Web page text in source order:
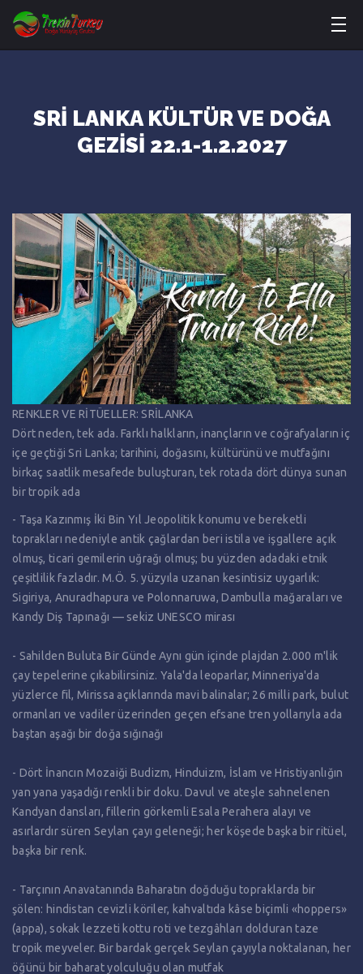
SRİ LANKA KÜLTÜR VE DOĞA
GEZİSİ 22.1-1.2.2027
RENKLER VE RİTÜELLER: SRİLANKA
Dört neden, tek ada. Farklı halkların, inançların ve coğrafyaların iç
içe geçtiği Sri Lanka; tarihini, doğasını, kültürünü ve mutfağını
birkaç saatlik mesafede buluşturan, tek rotada dört dünya sunan
bir tropik ada
- Taşa Kazınmış İki Bin Yıl Jeopolitik konumu ve bereketli
toprakları nedeniyle antik çağlardan beri istila ve işgallere açık
olmuş, ticari gemilerin uğrağı olmuş; bu yüzden adadaki etnik
çeşitlilik fazladır. M.Ö. 5. yüzyıla uzanan kesintisiz uygarlık:
Sigiriya, Anuradhapura ve Polonnaruwa, Dambulla mağaraları ve
Kandy Diş Tapınağı — sekiz UNESCO mirası
- Sahilden Buluta Bir Günde Aynı gün içinde plajdan 2.000 m'lik
çay tepelerine çıkabilirsiniz. Yala'da leoparlar, Minneriya'da
yüzlerce fil, Mirissa açıklarında mavi balinalar; 26 milli park, bulut
ormanları ve vadiler üzerinden geçen efsane tren yollarıyla ada
baştan aşağı bir doğa sığınağı
- Dört İnancın Mozaiği Budizm, Hinduizm, İslam ve Hristiyanlığın
yan yana yaşadığı renkli bir doku. Davul ve ateşle sahnelenen
Kandyan dansları, fillerin görkemli Esala Perahera alayı ve
asırlardır süren Seylan çayı geleneği; her köşede başka bir ritüel,
başka bir renk.
- Tarçının Anavatanında Baharatın doğduğu topraklarda bir
şölen: hindistan cevizli köriler, kahvaltıda kâse biçimli «hoppers»
(appa), sokak lezzeti kottu roti ve tezgâhları dolduran taze
tropik meyveler. Bir bardak gerçek Seylan çayıyla noktalanan, her
öğünü bir baharat yolculuğu olan mutfak